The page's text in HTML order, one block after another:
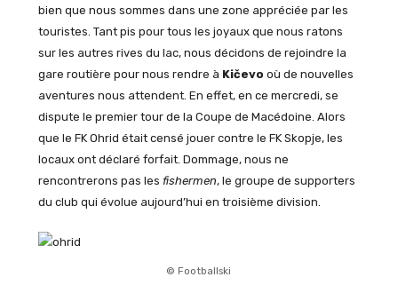
bien que nous sommes dans une zone appréciée par les
touristes. Tant pis pour tous les joyaux que nous ratons
sur les autres rives du lac, nous décidons de rejoindre la
gare routière pour nous rendre à Kičevo où de nouvelles
aventures nous attendent. En effet, en ce mercredi, se
dispute le premier tour de la Coupe de Macédoine. Alors
que le FK Ohrid était censé jouer contre le FK Skopje, les
locaux ont déclaré forfait. Dommage, nous ne
rencontrerons pas les fishermen, le groupe de supporters
du club qui évolue aujourd’hui en troisième division.
© Footballski